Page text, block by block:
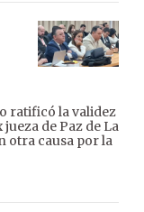
ratificó la validez
de Paz de La
otra causa por la